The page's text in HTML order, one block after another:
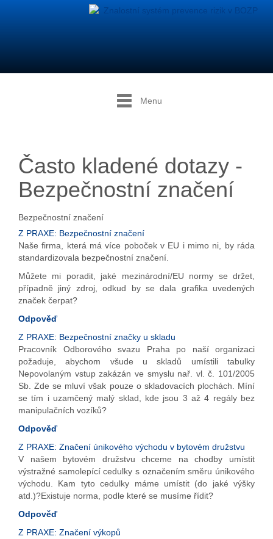
Menu
Často kladené dotazy -
Bezpečnostní značení
Bezpečnostní značení
Z PRAXE: Bezpečnostní značení
Naše firma, která má více poboček v EU i mimo ni, by ráda
standardizovala bezpečnostní značení.
Můžete mi poradit, jaké mezinárodní/EU normy se držet,
případně jiný zdroj, odkud by se dala grafika uvedených
značek čerpat?
Odpověď
Z PRAXE: Bezpečnostní značky u skladu
Pracovník Odborového svazu Praha po naší organizaci
požaduje, abychom všude u skladů umístili tabulky
Nepovolaným vstup zakázán ve smyslu nař. vl. č. 101/2005
Sb. Zde se mluví však pouze o skladovacích plochách. Míní
se tím i uzamčený malý sklad, kde jsou 3 až 4 regály bez
manipulačních vozíků?
Odpověď
Z PRAXE: Značení únikového východu v bytovém družstvu
V našem bytovém družstvu chceme na chodby umístit
výstražné samolepící cedulky s označením směru únikového
východu. Kam tyto cedulky máme umístit (do jaké výšky
atd.)?Existuje norma, podle které se musíme řídit?
Odpověď
Z PRAXE: Značení výkopů